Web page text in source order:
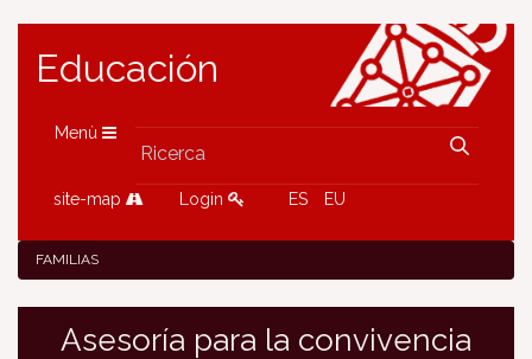
Educación
Menù
site-map Login ES EU
FAMILIAS
Asesoría para la convivencia